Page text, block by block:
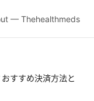
— Thehealthmeds
すすめ決済方法と